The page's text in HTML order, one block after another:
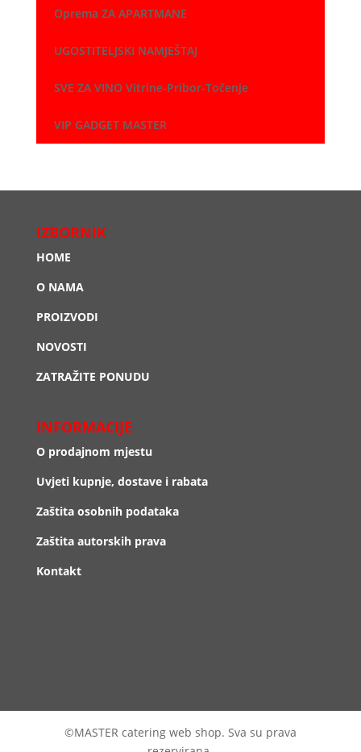
Oprema ZA APARTMANE
UGOSTITELJSKI NAMJEŠTAJ
SVE ZA VINO Vitrine-Pribor-Točenje
VIP GADGET MASTER
IZBORNIK
HOME
O NAMA
PROIZVODI
NOVOSTI
ZATRAŽITE PONUDU
INFORMACIJE
O prodajnom mjestu
Uvjeti kupnje, dostave i rabata
Zaštita osobnih podataka
Zaštita autorskih prava
Kontakt
©MASTER catering web shop. Sva su prava